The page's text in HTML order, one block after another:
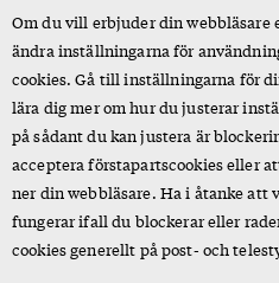
Om du vill erbjuder din
ändra inställningarna för
cookies. Gå till inställningarna för
lära dig mer om hur du justerar
på sådant du kan justera är
acceptera förstapartscookies eller
ner din webbläsare. Ha i åtanke att
fungerar ifall du blockerar eller
cookies generellt på post- och